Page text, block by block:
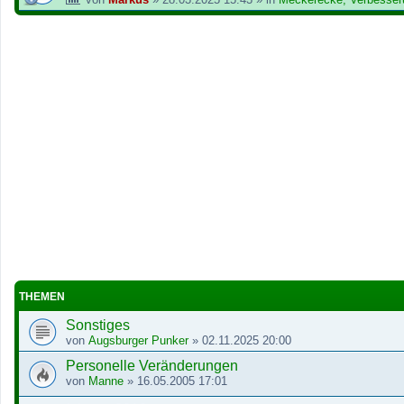
THEMEN
Sonstiges
von Augsburger Punker» 02.11.2025 20:00
Personelle Veränderungen
von Manne » 16.05.2005 17:01